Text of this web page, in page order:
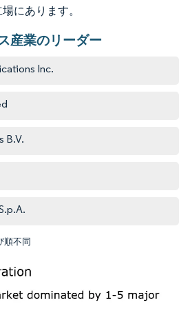
にあります。
産業のリーダー
Inc.
B.V.
順不同